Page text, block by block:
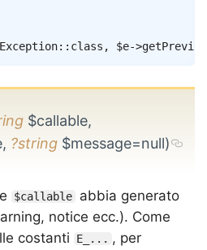
:: class , $e->
$callable,
?string $message=null)
$callable
abbia generato
notice ecc.). Come
costanti E_... , per